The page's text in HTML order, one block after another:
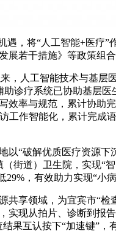
遇，将“人工智能+医
展若干措施》等政策组
，人工智能技术与基
诊疗系统已协助基层
率与规范，累计协助
工作智能化，累计完成
“破解优质医疗资源
街道）卫生院，实现
，有效助力实现“小
享领域，为宜宾市“
实现从拍片、诊断到报
果互认按下“加速键”，